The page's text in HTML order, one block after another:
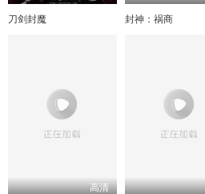
刀剑封魔 封神：祸商
高清